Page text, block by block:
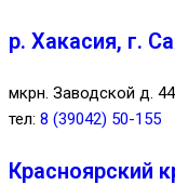
р. Хакасия, г.
мкрн. Заводской д.
тел: 8 (39042) 50-155
Красноярский